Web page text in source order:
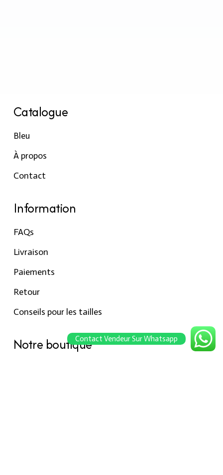
Catalogue
Bleu
À propos
Contact
Information
FAQs
Livraison
Paiements
Retour
Conseils pour les tailles
Notre boutiqueContact Vendeur Sur Whatsapp